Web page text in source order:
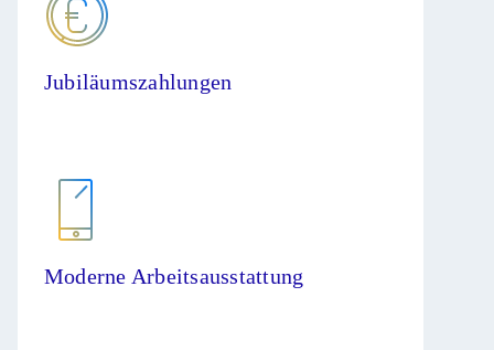
Jubiläumszahlungen
Moderne Arbeitsausstattung